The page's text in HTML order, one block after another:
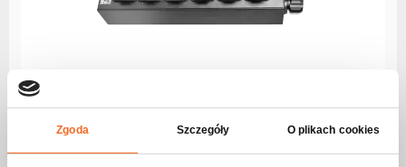
Zgoda Szczegóły O plikach cookies
FBAR 6×1F–SSX19 Unidad de distribución de energía Socapex